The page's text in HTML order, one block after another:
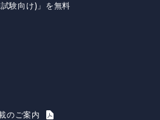
験向け)」を無料
のご案内